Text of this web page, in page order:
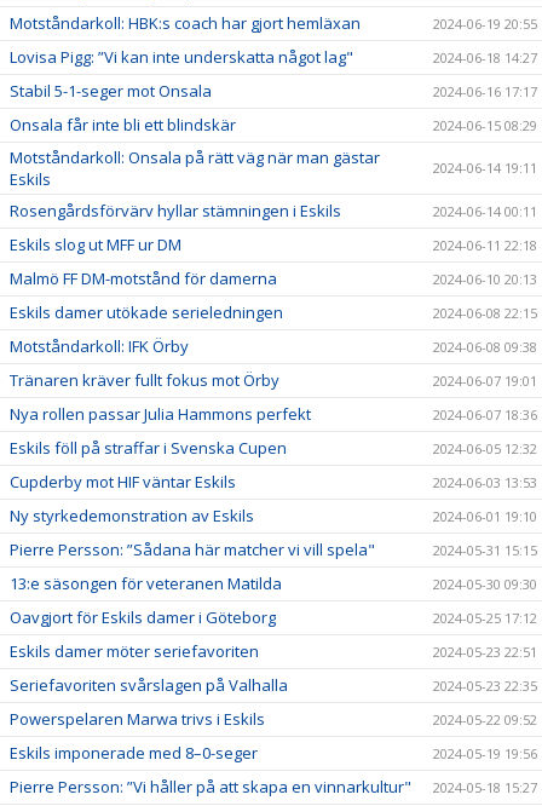
Motståndarkoll: HBK:s coach har gjort hemläxan 2024-06-19 20:55
Lovisa Pigg: ”Vi kan inte underskatta något lag" 2024-06-18 14:27
Stabil 5-1-seger mot Onsala 2024-06-16 17:17
Onsala får inte bli ett blindskär 2024-06-15 08:29
Motståndarkoll: Onsala på rätt väg när man gästar
Eskils
2024-06-14 19:11
Rosengårdsförvärv hyllar stämningen i Eskils 2024-06-14 00:11
Eskils slog ut MFF ur DM 2024-06-11 22:18
Malmö FF DM-motstånd för damerna 2024-06-10 20:13
Eskils damer utökade serieledningen 2024-06-08 22:15
Motståndarkoll: IFK Örby 2024-06-08 09:38
Tränaren kräver fullt fokus mot Örby 2024-06-07 19:01
Nya rollen passar Julia Hammons perfekt 2024-06-07 18:36
Eskils föll på straffar i Svenska Cupen 2024-06-05 12:32
Cupderby mot HIF väntar Eskils 2024-06-03 13:53
Ny styrkedemonstration av Eskils 2024-06-01 19:10
Pierre Persson: ”Sådana här matcher vi vill spela" 2024-05-31 15:15
13:e säsongen för veteranen Matilda 2024-05-30 09:30
Oavgjort för Eskils damer i Göteborg 2024-05-25 17:12
Eskils damer möter seriefavoriten 2024-05-23 22:51
Seriefavoriten svårslagen på Valhalla 2024-05-23 22:35
Powerspelaren Marwa trivs i Eskils 2024-05-22 09:52
Eskils imponerade med 8–0-seger 2024-05-19 19:56
Pierre Persson: ”Vi håller på att skapa en vinnarkultur" 2024-05-18 15:27